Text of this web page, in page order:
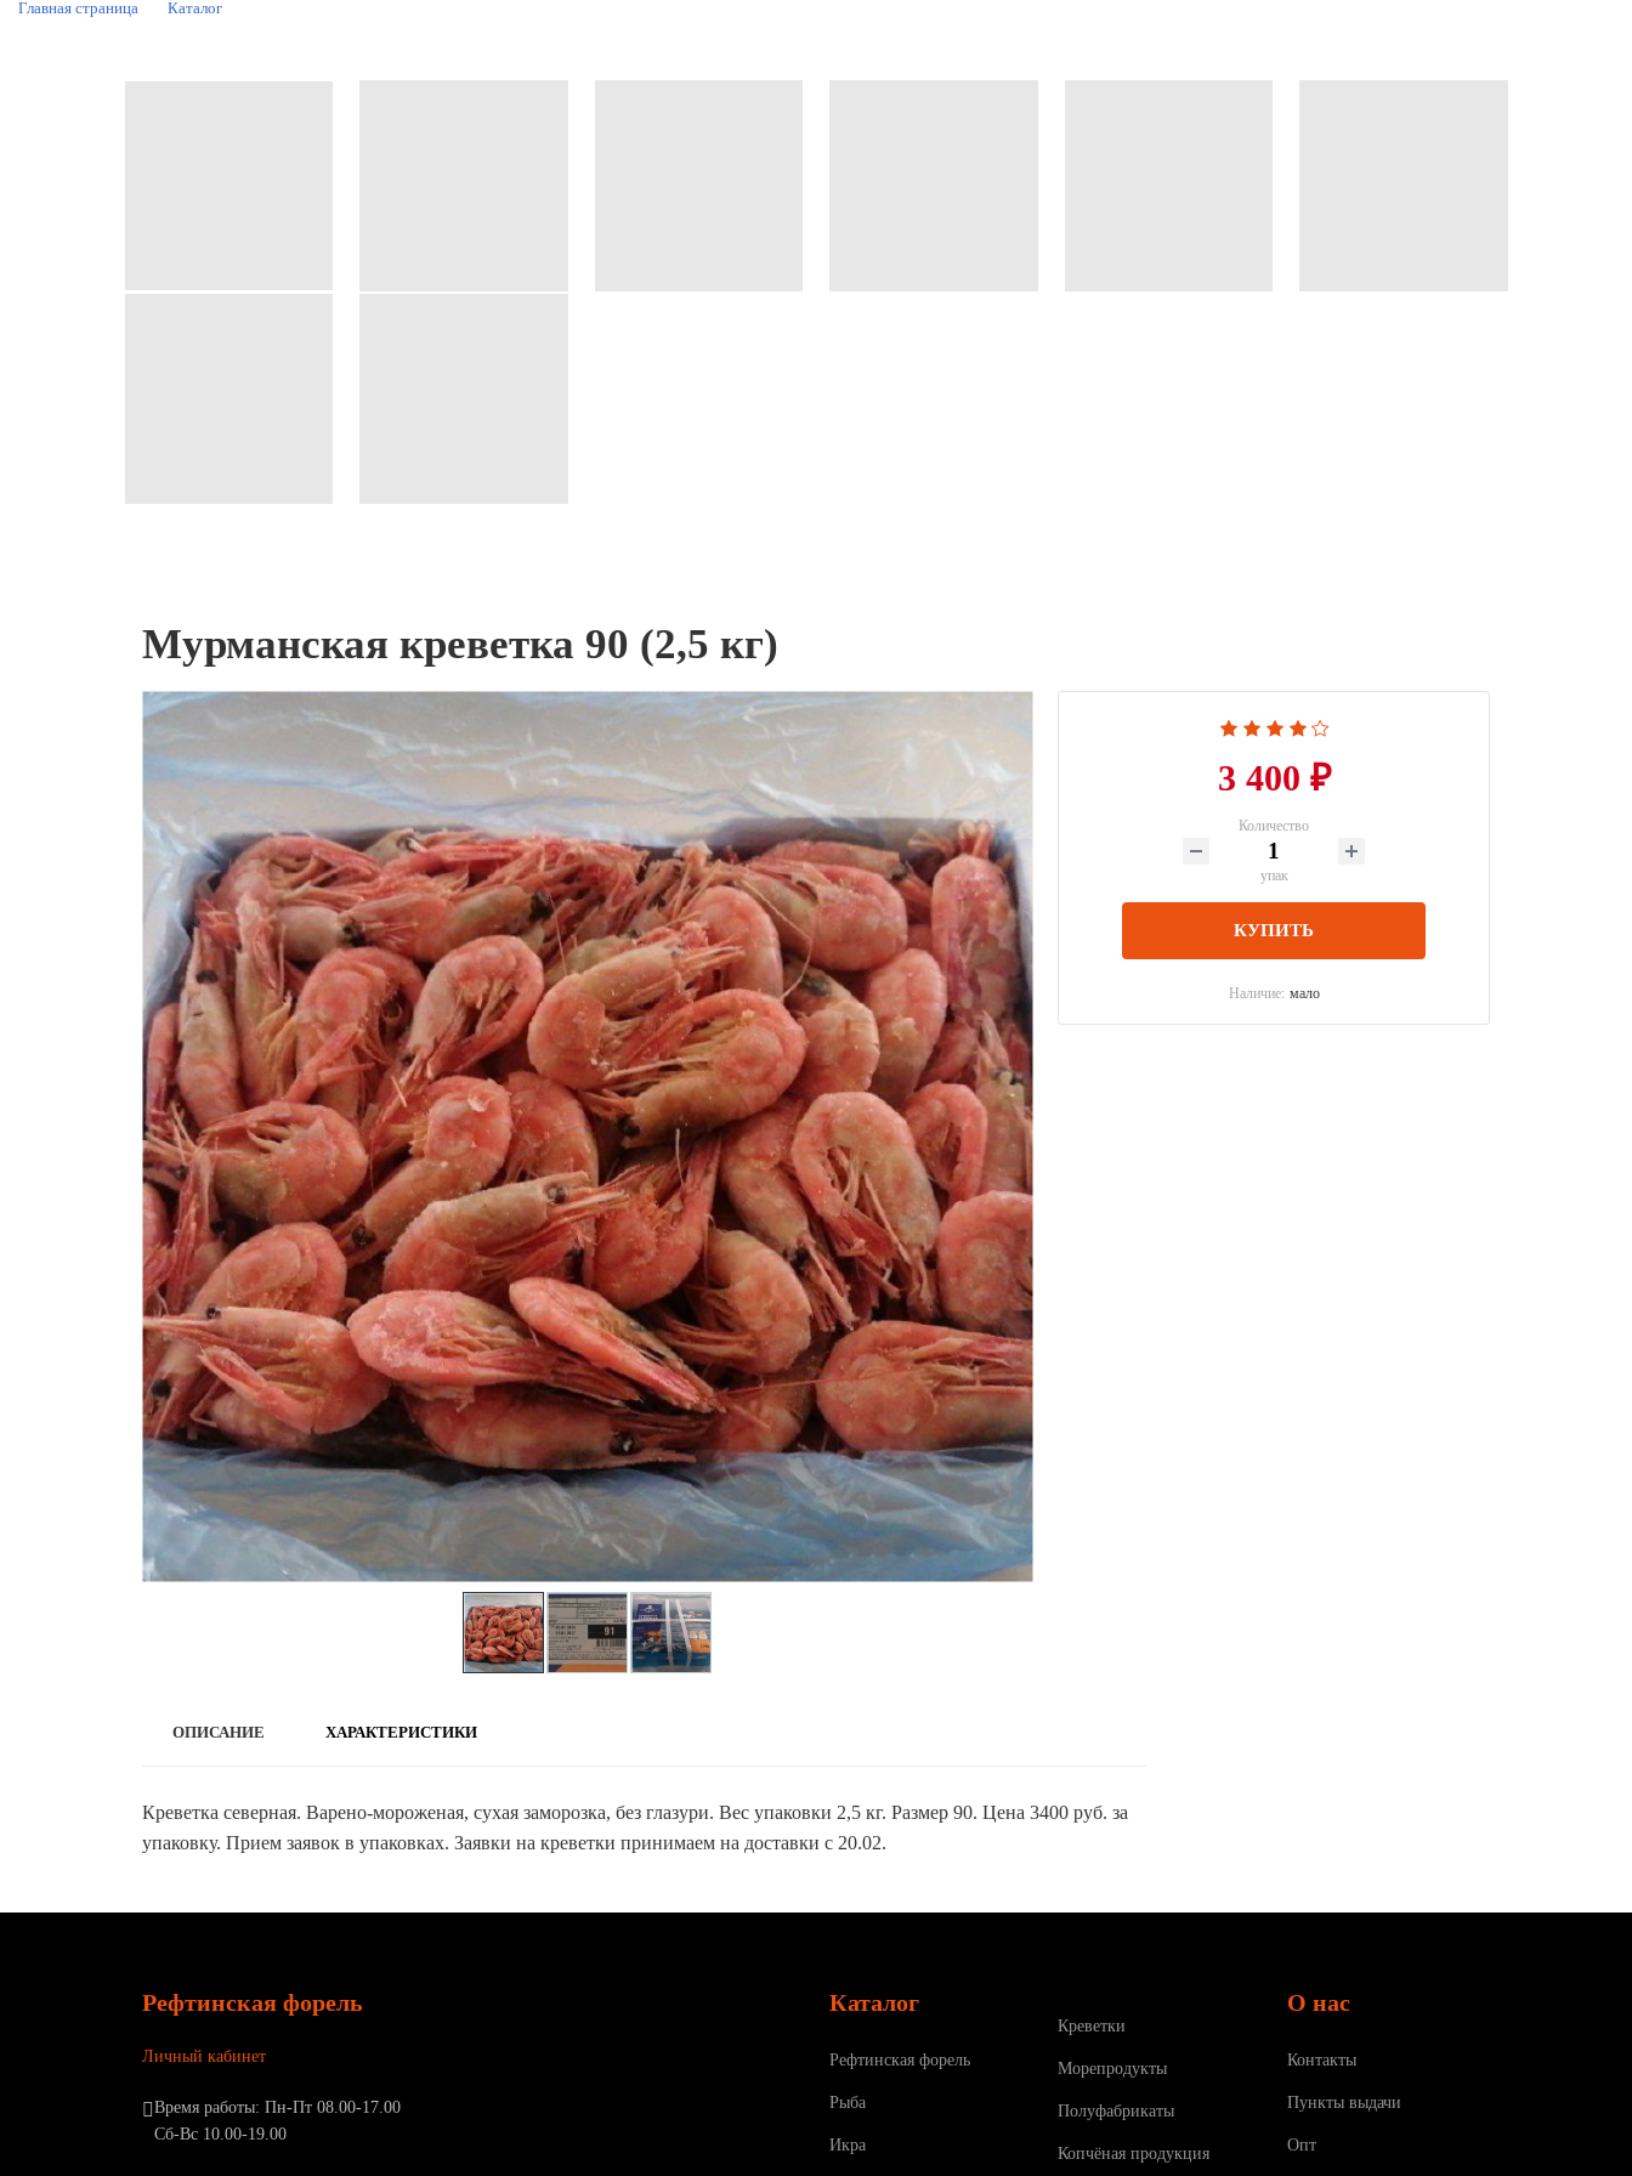
Главная страница Каталог
Мурманская креветка 90 (2,5 кг)
3 400 ₽
Количество
упак
КУПИТЬ
Наличие: мало
ОПИСАНИЕ ХАРАКТЕРИСТИКИ
Креветка северная. Варено-мороженая, сухая заморозка, без глазури. Вес упаковки 2,5 кг. Размер 90. Цена 3400 руб. за
упаковку. Прием заявок в упаковках. Заявки на креветки принимаем на доставки с 20.02.
Рефтинская форель
Личный кабинет
Время работы: Пн-Пт 08.00-17.00
Сб-Вс 10.00-19.00
Каталог
Рефтинская форель
Рыба
Икра
Креветки
Морепродукты
Полуфабрикаты
Копчёная продукция
О нас
Контакты
Пункты выдачи
Опт